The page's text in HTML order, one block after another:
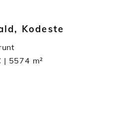
Kodeste
| 5574 m²